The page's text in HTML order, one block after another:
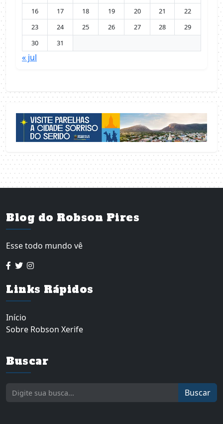
16
17 18 19 20 21
22
23
24 25 26 27 28
29
30
31
« jul
Blog do Robson Pires
Esse todo mundo vê
Links Rápidos
Início
Sobre Robson Xerife
Buscar
Buscar